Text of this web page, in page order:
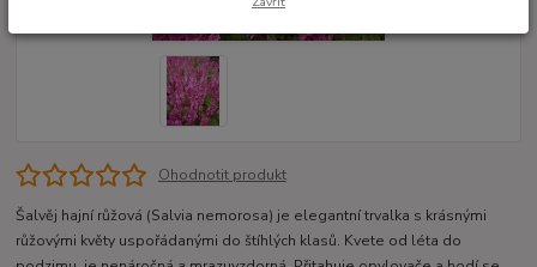
Ohodnotit produkt
Šalvěj hajní růžová (Salvia nemorosa) je elegantní trvalka s krásnými
růžovými květy uspořádanými do štíhlých klasů. Kvete od léta do